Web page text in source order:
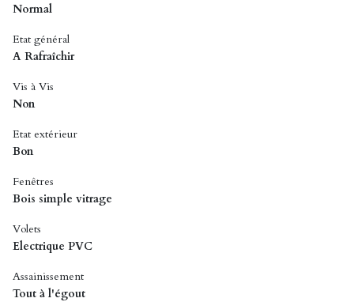
Normal
Etat général
A Rafraîchir
Vis à Vis
Non
Etat extérieur
Bon
Fenêtres
Bois simple vitrage
Volets
Electrique PVC
Assainissement
Tout à l'égout